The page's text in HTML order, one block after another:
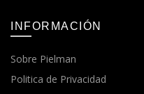
INFORMACIÓN
Sobre Pielman
Politica de Privacidad